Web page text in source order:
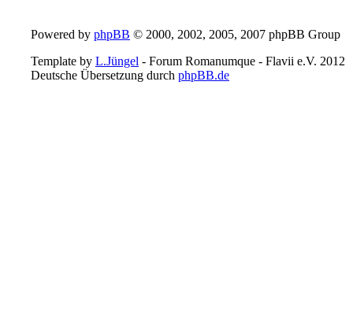
Powered by phpBB © 2000, 2002, 2005, 2007 phpBB Group
Template by L.Jüngel - Forum Romanumque - Flavii e.V. 2012
Deutsche Übersetzung durch phpBB.de